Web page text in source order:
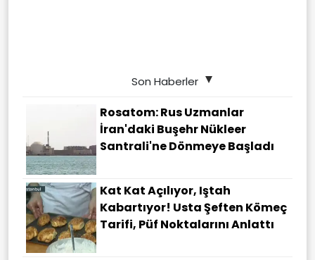
Son Haberler
Rosatom: Rus Uzmanlar
İran'daki Buşehr Nükleer
Santrali'ne Dönmeye Başladı
Kat Kat Açılıyor, Iştah
Kabartıyor! Usta Şeften Kömeç
Tarifi, Püf Noktalarını Anlattı